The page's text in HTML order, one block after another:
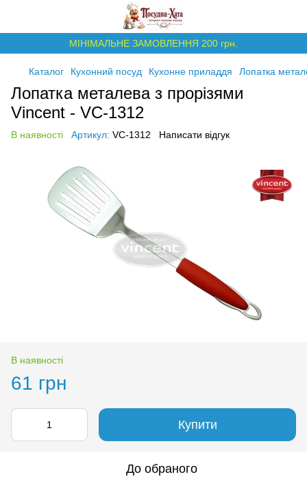
МІНІМАЛЬНЕ ЗАМОВЛЕННЯ 200 грн.
Каталог Кухонний посуд Кухонне приладдя Лопатка
Лопатка металева з прорізями
Vincent - VC-1312
В наявності Артикул: VC-1312 Написати відгук
В наявності
61 грн
Купити
До обраного